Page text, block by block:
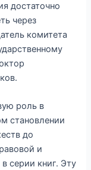
достаточно
через
комитета
роль в
становлении
до
и
серии книг. Эту